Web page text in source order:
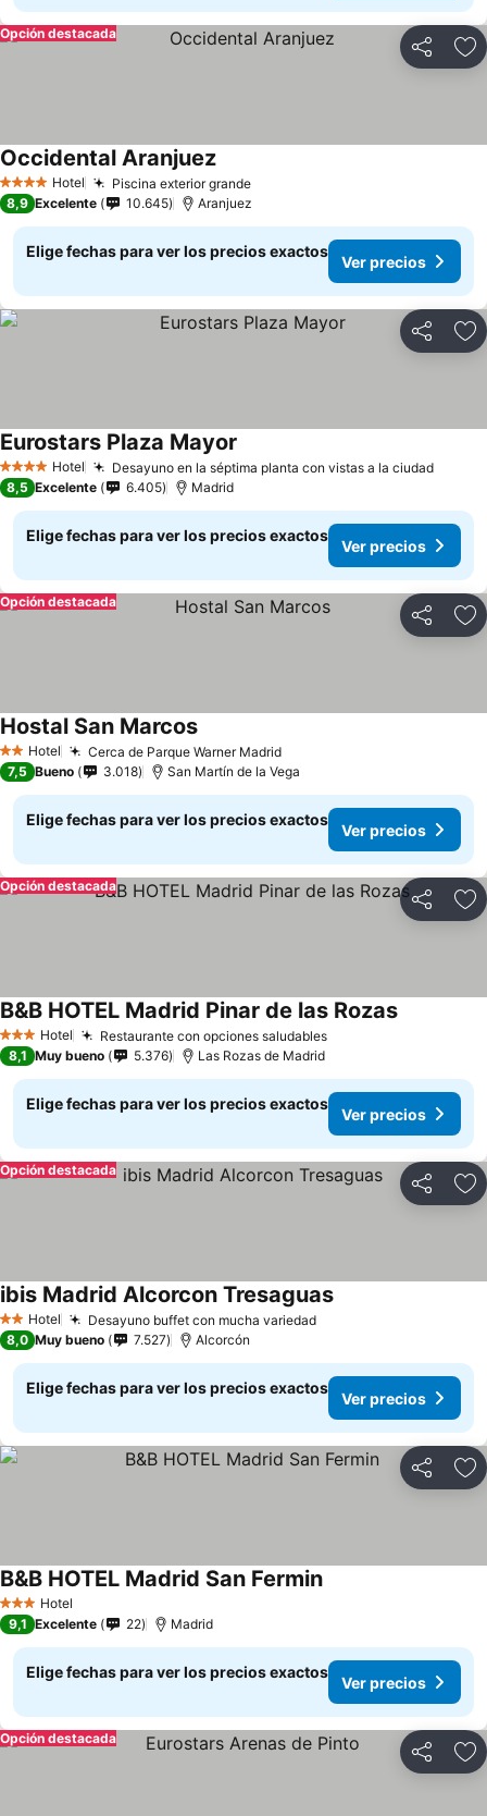
Compartir
Opción destacada
4 EstrellasHotel Piscina exterior grande
Occidental Aranjuez
8,9 Excelente 10.645 Aranjuez
Elige fechas para ver los precios exactos
Ver precios
Compartir
4 EstrellasHotel Desayuno en la séptima planta con vistas a la ciudad
Eurostars Plaza Mayor
8,5 Excelente 6.405 Madrid
Elige fechas para ver los precios exactos
Ver precios
Compartir
Opción destacada
2 Estrellas
Hotel Cerca de Parque Warner Madrid
Hostal San Marcos
7,5 Bueno 3.018 San Martín de la Vega
Elige fechas para ver los precios exactos
Ver precios
Compartir
Opción destacada
3 Estrellas
Hotel Restaurante con opciones saludables
B&B HOTEL Madrid Pinar de las Rozas
8,1 Muy bueno 5.376 Las Rozas de Madrid
Elige fechas para ver los precios exactos
Ver precios
Compartir
Opción destacada
2 Estrellas
Hotel Desayuno buffet con mucha variedad
ibis Madrid Alcorcon Tresaguas
8,0 Muy bueno 7.527 Alcorcón
Elige fechas para ver los precios exactos
Ver precios
Compartir
3 Estrellas
Hotel
B&B HOTEL Madrid San Fermin
9,1 Excelente 22 Madrid
Elige fechas para ver los precios exactos
Ver precios
Compartir
Opción destacada